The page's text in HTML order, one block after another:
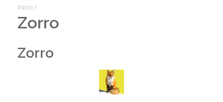
Inicio /
Zorro
Zorro